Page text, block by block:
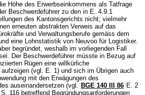
Höhe des Erwerbseinkommens als Tatfrage
Beschwerdeführer zu den in E. 4.9.1
des Kantonsgerichts nicht; vielmehr
erneuten abstrakten Verweis auf das
und Verwaltungsberufe gemäss dem
eine Lohnstatistik von Neuvoo für Logistiker.
begründet, weshalb im vorliegenden Fall
Der Beschwerdeführer müsste in Bezug auf
Rügen eine willkürliche
(vgl. E. 1) und sich im Übrigen auch
mit den Erwägungen des
auseinandersetzen (vgl. BGE 140 III 86 E. 2
116 betreffend Begründungsanforderungen